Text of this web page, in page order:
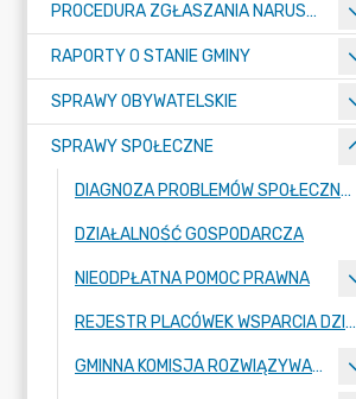
PROCEDURA ZGŁASZANIA NARUSZEŃ PRAWA
RAPORTY O STANIE GMINY
SPRAWY OBYWATELSKIE
SPRAWY SPOŁECZNE
DIAGNOZA PROBLEMÓW SPOŁECZNYCH
DZIAŁALNOŚĆ GOSPODARCZA
NIEODPŁATNA POMOC PRAWNA
REJESTR PLACÓWEK WSPARCIA DZIENNEGO
GMINNA KOMISJA ROZWIĄZYWANIA PROBLEMÓW ALKOHOLOWYCH